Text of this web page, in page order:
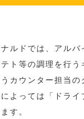
ルドでは、アル
ト等の調理を行
カウンター担当の
よっては「ドライ
す。